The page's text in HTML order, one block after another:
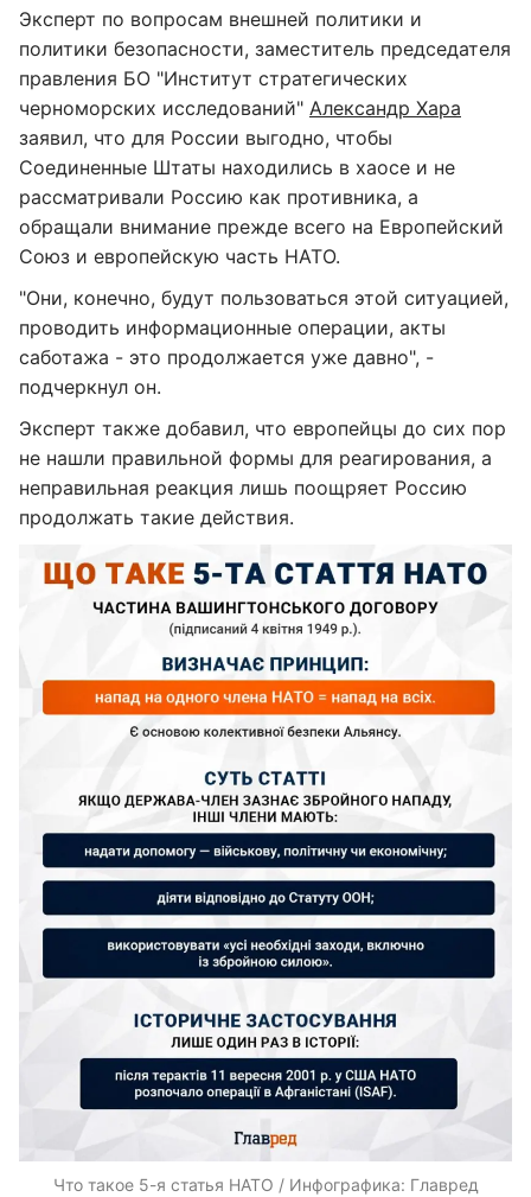
Эксперт по вопросам внешней политики и
политики безопасности, заместитель председателя
правления БО "Институт стратегических
черноморских исследований" Александр Хара
заявил, что для России выгодно, чтобы
Соединенные Штаты находились в хаосе и не
рассматривали Россию как противника, а
обращали внимание прежде всего на Европейский
Союз и европейскую часть НАТО.
"Они, конечно, будут пользоваться этой ситуацией,
проводить информационные операции, акты
саботажа - это продолжается уже давно", -
подчеркнул он.
Эксперт также добавил, что европейцы до сих пор
не нашли правильной формы для реагирования, а
неправильная реакция лишь поощряет Россию
продолжать такие действия.
Что такое 5-я статья НАТО / Инфографика: Главред